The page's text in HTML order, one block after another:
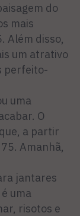
do
mais
Além disso,
um atrativo
perfeito-
uma
O
a partir
Amanhã,
jantares
uma
risotos e